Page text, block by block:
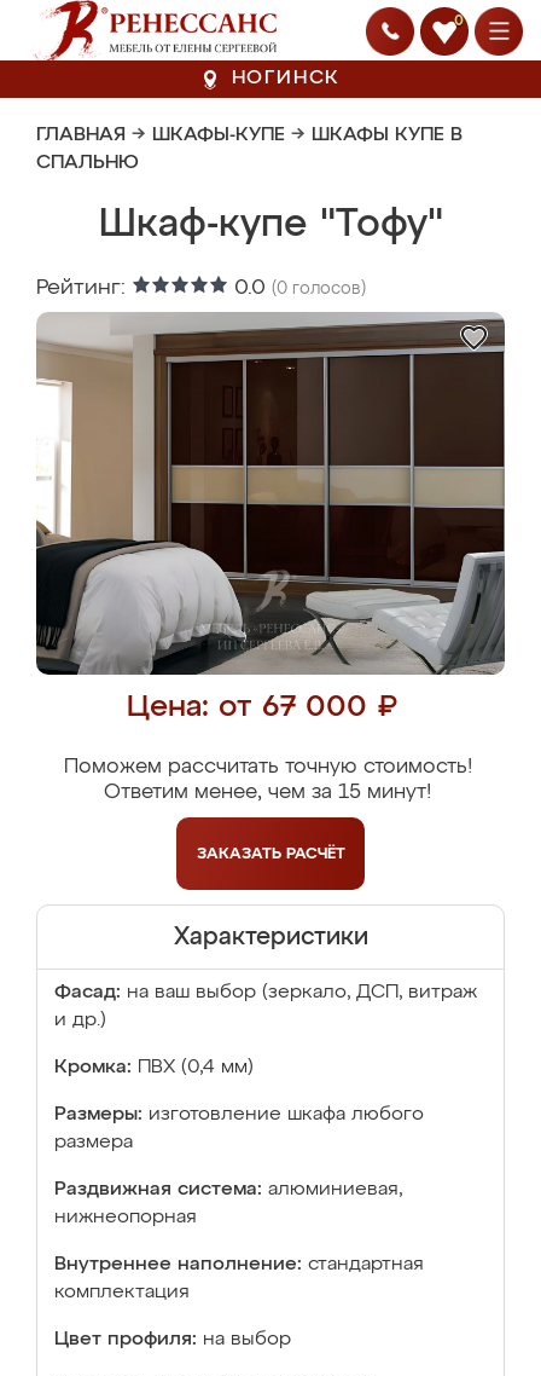
0
НОГИНСК
ГЛАВНАЯ → ШКАФЫ-КУПЕ → ШКАФЫ КУПЕ В
СПАЛЬНЮ
Шкаф-купе "Тофу"
Рейтинг: 0.0 (0 голосов)
Цена: от 67 000 ₽
Поможем рассчитать точную стоимость!
Ответим менее, чем за 15 минут!
ЗАКАЗАТЬ РАСЧЁТ
Характеристики
Фасад: на ваш выбор (зеркало, ДСП, витраж
и др.)
Кромка: ПВХ (0,4 мм)
Размеры: изготовление шкафа любого
размера
Раздвижная система: алюминиевая,
нижнеопорная
Внутреннее наполнение: стандартная
комплектация
Цвет профиля: на выбор